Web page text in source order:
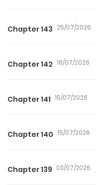
Chapter 143 25/07/2026
Chapter 142 18/07/2026
Chapter 141 15/07/2026
Chapter 140 15/07/2026
Chapter 139 03/07/2026